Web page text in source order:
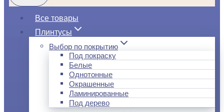
Все товары
Плинтусы
Выбор по покрытию
Под покраску
Белые
Однотонные
Окрашенные
Ламинированные
Под дерево